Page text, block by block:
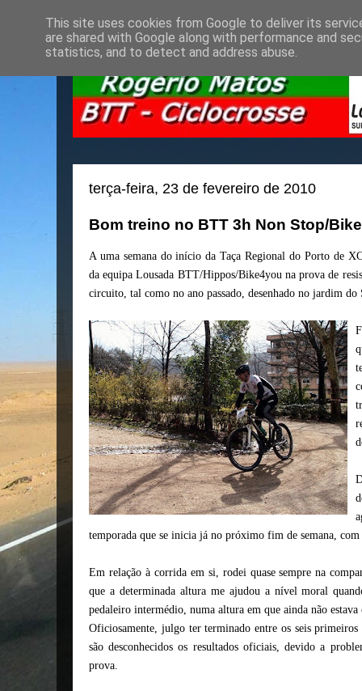
terça-feira, 23 de fevereiro de 2010
Bom treino no BTT 3h Non Stop/
A uma semana do início da Taça Regional do Porto de
da equipa Lousada BTT/Hippos/Bike4you na prova de
circuito, tal como no ano passado, desenhado no jardim
temporada que se inicia já no próximo fim de semana, com
Em relação à corrida em si, rodei quase sempre na
que a determinada altura me ajudou a nível moral
pedaleiro intermédio, numa altura em que ainda não
Oficiosamente, julgo ter terminado entre os seis
são desconhecidos os resultados oficiais, devido a
prova.
This site uses cookies from Google to deliver its
are shared with Google along with performance and
statistics, and to detect and address abuse.